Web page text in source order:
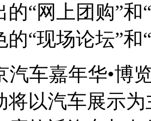
的“网上团购”
的“现场论坛”和
汽车嘉年华•博
将以汽车展示